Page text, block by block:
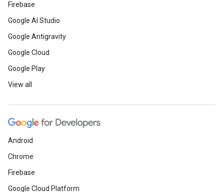
Firebase
Google AI Studio
Google Antigravity
Google Cloud
Google Play
View all
Android
Chrome
Firebase
Google Cloud Platform